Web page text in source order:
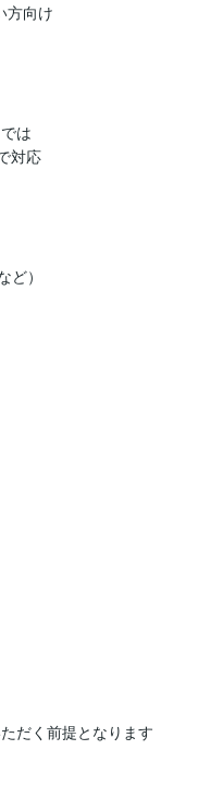
方向け
は
対応
）
だく前提となります